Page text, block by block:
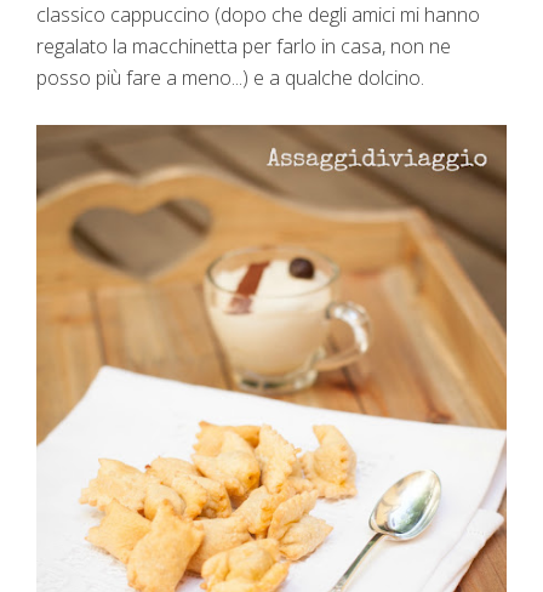
classico cappuccino (dopo che degli amici mi hanno
regalato la macchinetta per farlo in casa, non ne
posso più fare a meno...) e a qualche dolcino.